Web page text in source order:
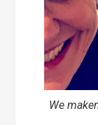
We